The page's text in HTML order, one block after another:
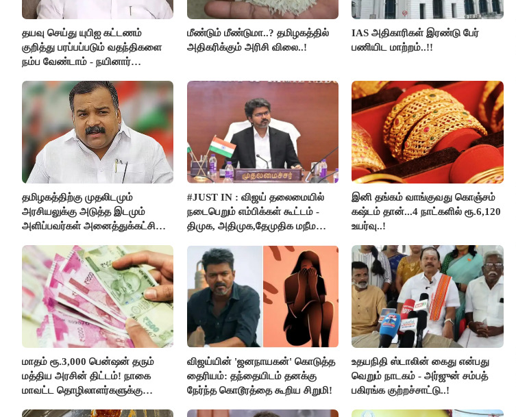
தயவு செய்து யுபிஐ கட்டணம்
குறித்து பரப்பப்படும் வதந்திகளை
நம்ப வேண்டாம் - நயினார்
மீண்டும் மீண்டுமா..? தமிழகத்தில்
அதிகரிக்கும் அரிசி விலை..!
IAS அதிகாரிகள் இரண்டு பேர்
பணியிட மாற்றம்..!!
தமிழகத்திற்கு முதலிடமும்
அரசியலுக்கு அடுத்த இடமும்
அளிப்பவர்கள் அனைத்துக்கட்சி
- மாணிக்கம் தாகூர்..!!
#JUST IN : விஜய் தலைமையில்
நடைபெறும் எம்பிக்கள் கூட்டம் -
திமுக, அதிமுக,தேமுதிக மநீம
இனி தங்கம் வாங்குவது கொஞ்சம்
கஷ்டம் தான்...4 நாட்களில் ரூ.6,120
உயர்வு..!
மாதம் ரூ.3,000 பென்ஷன் தரும்
மத்திய அரசின் திட்டம்! நாகை
மாவட்ட தொழிலாளர்களுக்கு
விஜய்யின் 'ஜனநாயகன்' கொடுத்த
தைரியம்: தந்தையிடம் தனக்கு
நேர்ந்த கொடூரத்தை கூறிய சிறுமி!
உதயநிதி ஸ்டாலின் கைது என்பது
வெறும் நாடகம் - அர்ஜுன் சம்பத்
பகிரங்க குற்றச்சாட்டு..!